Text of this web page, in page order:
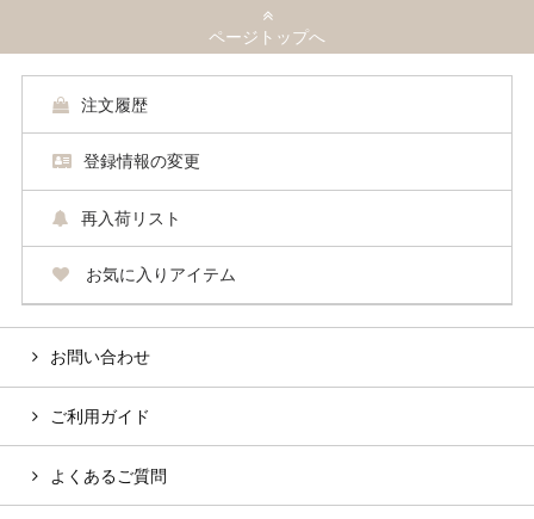
ページトップへ
注文履歴
登録情報の変更
再入荷リスト
お気に入りアイテム
お問い合わせ
ご利用ガイド
よくあるご質問